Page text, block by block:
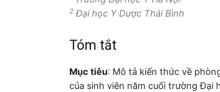
2 Đại học Y Dược Thái Bình
Tóm tắt
Mục tiêu: Mô tả kiến thức về
của sinh viên năm cuối trường Đại